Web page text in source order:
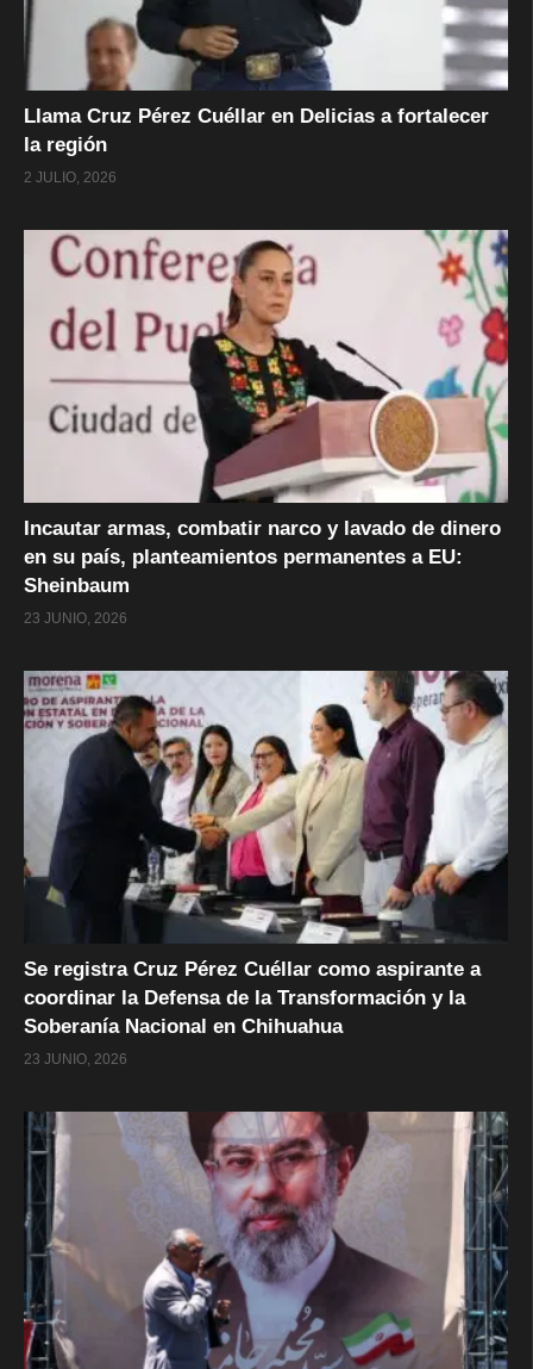
Llama Cruz Pérez Cuéllar en Delicias a fortalecer
la región
2 JULIO, 2026
Incautar armas, combatir narco y lavado de dinero
en su país, planteamientos permanentes a EU:
Sheinbaum
23 JUNIO, 2026
Se registra Cruz Pérez Cuéllar como aspirante a
coordinar la Defensa de la Transformación y la
Soberanía Nacional en Chihuahua
23 JUNIO, 2026